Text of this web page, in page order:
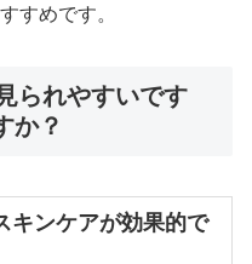
すめです。
られやすいです
か？
キンケアが効果的で